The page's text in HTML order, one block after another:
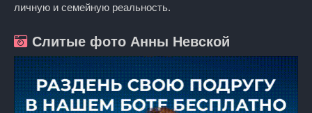
личную и семейную реальность.
Слитые фото Анны Невской